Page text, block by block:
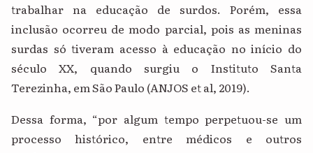
trabalhar na educação de surdos. Porém, essa
inclusão ocorreu de modo parcial, pois as meninas
surdas só tiveram acesso à educação no início do
século XX, quando surgiu o Instituto Santa
Terezinha, em São Paulo (ANJOS et al, 2019).
Dessa forma, “por algum tempo perpetuou-se um
processo histórico, entre médicos e outros